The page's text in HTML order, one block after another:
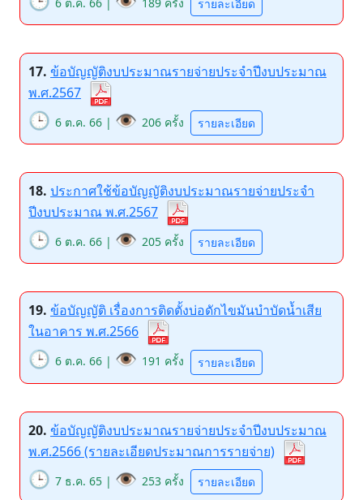
รายละเอียด
17. ข้อบัญญัติงบประมาณรายจ่ายประจำปีงบประมาณ
พ.ศ.2567
🕒 6 ต.ค. 66 | 👁️ 206 ครั้ง รายละเอียด
18. ประกาศใช้ข้อบัญญัติงบประมาณรายจ่ายประจำ
ปีงบประมาณ พ.ศ.2567
🕒 6 ต.ค. 66 | 👁️ 205 ครั้ง รายละเอียด
19. ข้อบัญญัติ เรื่องการติดตั้งบ่อดักไขมันบำบัดน้ำเสีย
ในอาคาร พ.ศ.2566
🕒 6 ต.ค. 66 | 👁️ 191 ครั้ง รายละเอียด
20. ข้อบัญญัติงบประมาณรายจ่ายประจำปีงบประมาณ
พ.ศ.2566 (รายละเอียดประมาณการรายจ่าย)
🕒 7 ธ.ค. 65 | 👁️ 253 ครั้ง รายละเอียด